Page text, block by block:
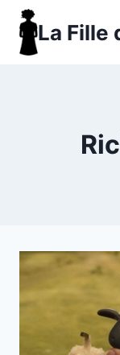
Aller
contenu
La Fille